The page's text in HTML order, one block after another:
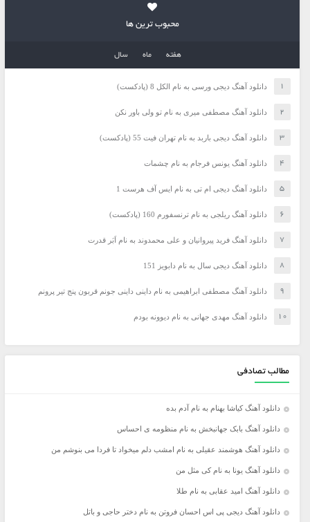
محبوب ترین ها
هفته ماه سال
دانلود آهنگ دیجی ورسی به نام الکل 8 (پادکست)
دانلود آهنگ مصطفی میری به نام تو ولی باور نکن
دانلود آهنگ دیجی باربد به نام تهران فیت 55 (پادکست)
دانلود آهنگ یونس فرجام به نام چشمات
دانلود آهنگ دیجی ام تی به نام ایس آف هرست 1
دانلود آهنگ ریلجی به نام ترنسفورم 160 (پادکست)
دانلود آهنگ فرید پیروانیان و علی محمدوند به نام اَبَر قدرت
دانلود آهنگ دیجی سال به نام دابویز 151
دانلود آهنگ مصطفی ابراهیمی به نام داینی داینی جونم قربون پنج تیر پرونم
دانلود آهنگ مهدی جهانی به نام دیوونه بودم
مطالب تصادفی
دانلود آهنگ کیاشا بهنام به نام آدم بده
دانلود آهنگ بابک جهانبخش به نام منظومه ى احساس
دانلود آهنگ هوشمند عقیلی به نام امشب دلم میخواد تا فردا می بنوشم من
دانلود آهنگ یونا به نام کی مثل من
دانلود آهنگ امید عقابی به نام طلا
دانلود آهنگ دیجی پی اس احسان فروتن به نام دختر حاجی و باتل